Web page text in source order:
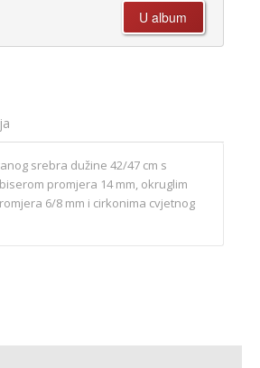
srebra dužine 42/47 cm s
promjera 14 mm, okruglim
6/8 mm i cirkonima cvjetnog